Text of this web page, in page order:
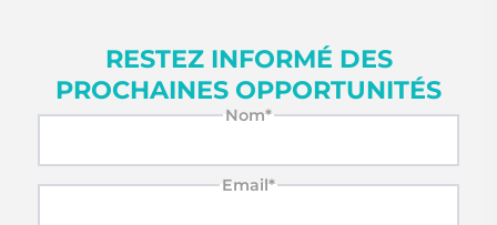
RESTEZ INFORMÉ DES
PROCHAINES OPPORTUNITÉS
Nom*
Email*